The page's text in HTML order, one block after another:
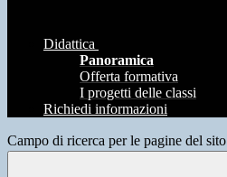
Didattica
Panoramica
Offerta formativa
I progetti delle classi
Richiedi informazioni
Campo di ricerca per le pagine del sito